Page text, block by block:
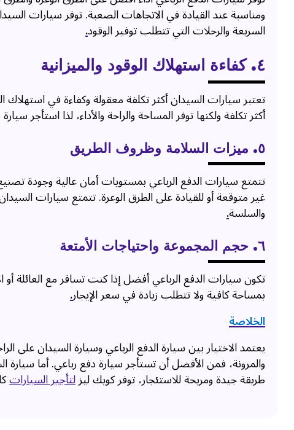
ومناسبة عند القيادة في الاتجاهات الصعبة. توفر سيارات
السريعة والرحلات التي تتطلب توفير الوقود.
٤. كفاءة استهلاك الوقود والميزانية
تعتبر سيارات السيدان أكثر تكلفة معقولة وكفاءة في استهلاك
أكثر تكلفة ولكنها توفر المساحة والراحة والأداء، لذا استأجر
٥. ميزات السلامة وظروف الطريق
تتمتع سيارات الدفع الرباعي بمستويات أمان عالية وجودة
غير متوقعة أو للقيادة على الطرق الوعرة. تتمتع سيارات
والسلسة.
٦. حجم المجموعة واحتياجات الأمتعة
تكون سيارات الدفع الرباعي أفضل إذا كنت تسافر مع العائلة
بمساحة كافية ولا تتطلب زيادة في سعر الإيجار.
الخلاصة
يعتمد الاختيار بين سيارة الدفع الرباعي وسيارة السيدان
والمرونة، فمن الأفضل أن تستأجر سيارة دفع رباعي. أما سيارة
طريقة جيدة ومريحة للاستئجار، توفر كويك ليزلتأجير السيارات